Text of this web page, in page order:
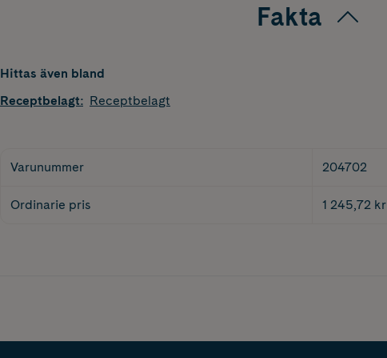
Fakta
Hittas även bland
Receptbelagt: Receptbelagt
Varunummer 204702
Ordinarie pris 1 245,72 kr